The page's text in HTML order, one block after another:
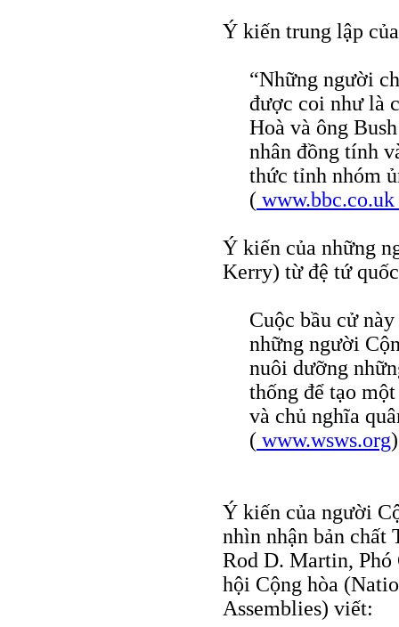
Ý kiến trung lập
“Những người
được coi như là
Hoà và ông
nhân đồng tính
thức tỉnh nhóm
( www.bbc.co.uk
Ý kiến của những
Kerry) từ đệ tứ
Cuộc bầu cử
những người
nuôi dưỡng
thống để tạo
và chủ nghĩa
( www.wsws.org)
Ý kiến của người
nhìn nhận bản chất
Rod D. Martin,
hội Cộng hòa
Assemblies) viết: